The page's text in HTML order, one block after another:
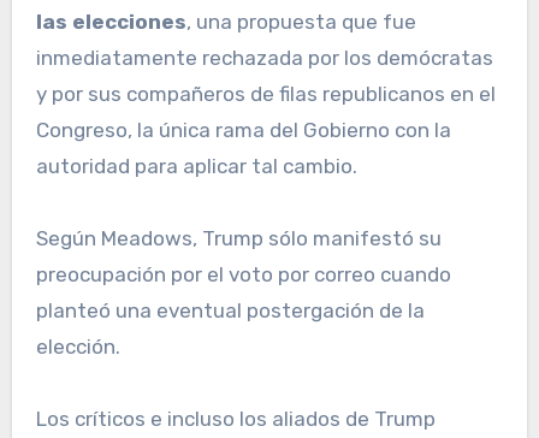
las elecciones, una propuesta que fue
inmediatamente rechazada por los demócratas
y por sus compañeros de filas republicanos en el
Congreso, la única rama del Gobierno con la
autoridad para aplicar tal cambio.
Según Meadows, Trump sólo manifestó su
preocupación por el voto por correo cuando
planteó una eventual postergación de la
elección.
Los críticos e incluso los aliados de Trump